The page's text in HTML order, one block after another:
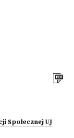
Społecznej UJ